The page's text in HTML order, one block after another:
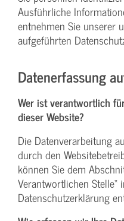
Ausführliche
entnehmen Sie unserer
aufgeführten
Datenerfassung
Wer ist verantwortlich
dieser Website?
Die Datenverarbeitung
durch den
können Sie dem
Verantwortlichen Stelle“
Datenschutzerklärung